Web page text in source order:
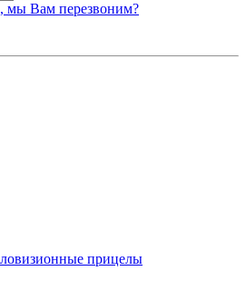
мы Вам перезвоним?
прицелы